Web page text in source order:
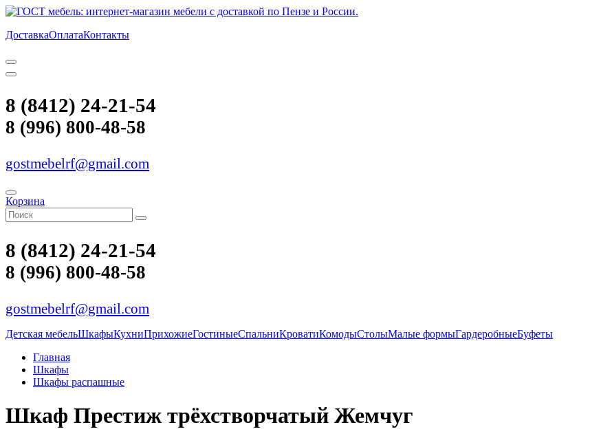
ДоставкаОплатаКонтакты
8 (8412) 24-21-54
8 (996) 800-48-58
gostmebelrf@gmail.com
Корзина
8 (8412) 24-21-54
8 (996) 800-48-58
gostmebelrf@gmail.com
Детская мебельШкафыКухниПрихожиеГостиныеСпальниКроватиКомодыСтолыМалые формыГардеробныеБуфеты
Главная
Шкафы
Шкафы распашные
Шкаф Престиж трёхстворчатый Жемчуг